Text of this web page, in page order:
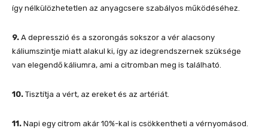
így nélkülözhetetlen az anyagcsere szabályos működéséhez.
9. A depresszió és a szorongás sokszor a vér alacsony
káliumszintje miatt alakul ki, így az idegrendszernek szüksége
van elegendő káliumra, ami a citromban meg is található.
10. Tisztítja a vért, az ereket és az artériát.
11. Napi egy citrom akár 10%-kal is csökkentheti a vérnyomásod.